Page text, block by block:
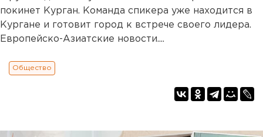
покинет Курган. Команда спикера уже находится в
Кургане и готовит город к встрече своего лидера.
Европейско-Азиатские новости....
Общество